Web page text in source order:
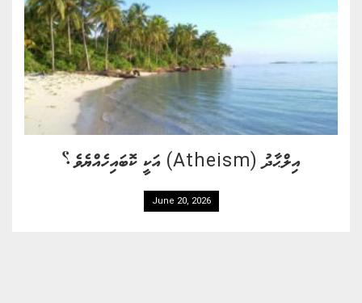
އިލްޙާދު (Atheism) އަކީ ކޮބައިހެއްޔެވެ؟
June 20, 2026